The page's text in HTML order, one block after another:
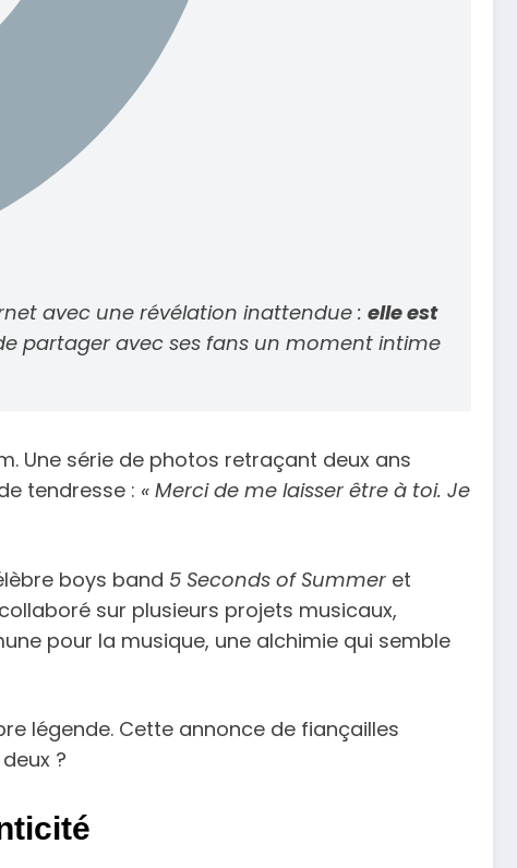
avec une révélation inattendue : elle est
partager avec ses fans un moment intime
Une série de photos retraçant deux ans
tendresse : « Merci de me laisser être à toi. Je
boys band 5 Seconds of Summer et
sur plusieurs projets musicaux,
pour la musique, une alchimie qui semble
légende. Cette annonce de fiançailles
?